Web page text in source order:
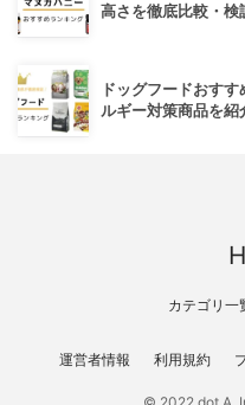
高さを徹底比較・検
ドッグフードおす
ルギー対策商品を紹
カテゴリ一
運営者情報 利用規約